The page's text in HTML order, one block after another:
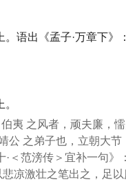
语出《孟子·万章下》
夷 之风者，顽夫廉，
公 之弟子也，立朝大
·＜范滂传＞宜补一句
凉激壮之笔出之，足以